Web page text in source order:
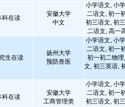
科在读
安徽大学
中文
小学语文, 小
二语文, 初一
初三语文, 初
二语文, 高一
生在读
扬州大学
预防兽医
小学语文, 小
二语文, 初一
初一初二物
文, 初三英语,
科在读
安徽大学
工商管理类
小学语文, 小
二语文, 初一
初三语文, 初